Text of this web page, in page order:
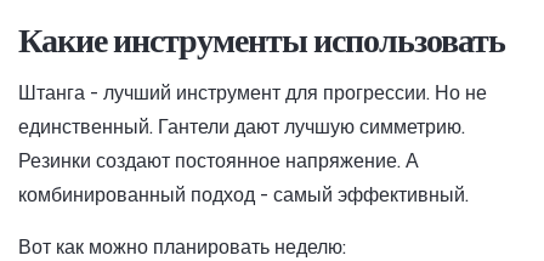
Какие инструменты использовать
Штанга - лучший инструмент для прогрессии. Но не
единственный. Гантели дают лучшую симметрию.
Резинки создают постоянное напряжение. А
комбинированный подход - самый эффективный.
Вот как можно планировать неделю: